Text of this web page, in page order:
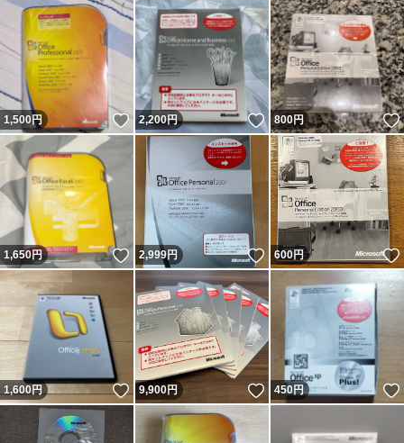
1,500円 いいね！
2,200円 いいね！
800円
1,650円 いいね！
2,999円 いいね！
600円
1,600円 いいね！
9,900円 いいね！
450円